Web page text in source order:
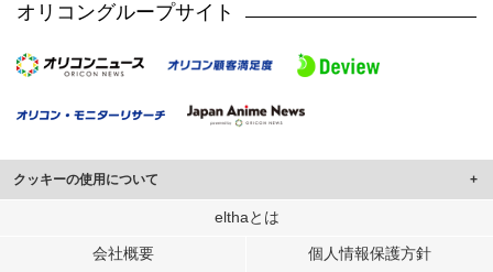
オリコングループサイト
クッキーの使用について
このサイトでは Cookie を使用して、ユーザーに合わせたコンテンツや広告の
行っています。
elthaとは
会社概要 個人情報保護方針